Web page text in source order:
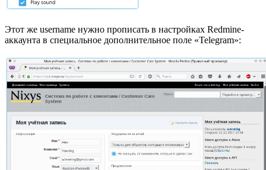
Этот же username нужно прописать в настройках Redmine-
аккаунта в специальное дополнительное поле «Telegram»: